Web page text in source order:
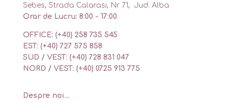
Sebes, Strada Calarasi, Nr 71, Jud. Alba
Orar de Lucru: 8:00 - 17:00
OFFICE: (+40) 258 735 545
EST: (+40) 727 575 858
SUD / VEST: (+40) 728 831 047
NORD / VEST: (+40) 0725 913 775
Despre noi...